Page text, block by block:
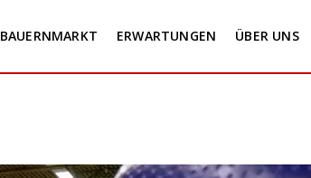
BAUERNMARKT ERWARTUNGEN ÜBER UNS